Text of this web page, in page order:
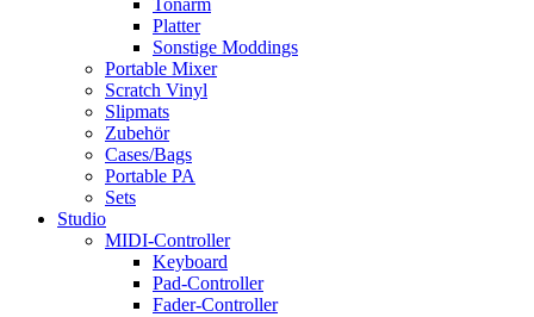
Tonarm
Platter
Sonstige Moddings
Portable Mixer
Scratch Vinyl
Slipmats
Zubehör
Cases/Bags
Portable PA
Sets
Studio
MIDI-Controller
Keyboard
Pad-Controller
Fader-Controller